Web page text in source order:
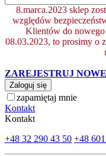
8.marca.2023 sklep
względów
Klientów do nowego
08.03.2023, to prosimy o
ZAREJESTRUJ
Zaloguj się
zapamiętaj mnie
Kontakt
Kontakt
+48 32 290 43 50 +48